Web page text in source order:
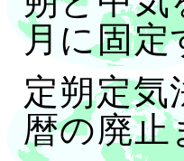
月に固定
定朔定気
暦の廃止